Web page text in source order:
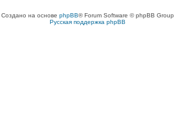
Создано на основе phpBB® Forum Software © phpBB Group
Русская поддержка phpBB